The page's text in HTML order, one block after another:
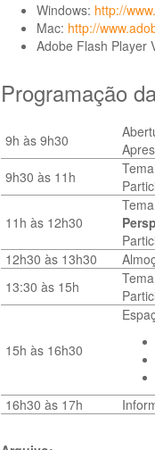
Windows: http://
Mac: http://
Adobe Flash Player
Programação
9h às 9h30
9h30 às 11h
11h às 12h30
12h30 às 13h30
13:30 às 15h
15h às 16h30
16h30 às 17h